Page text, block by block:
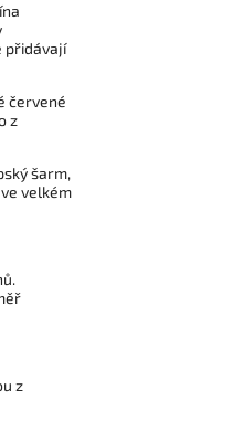
přidávají
červené
z
šarm,
velkém
z